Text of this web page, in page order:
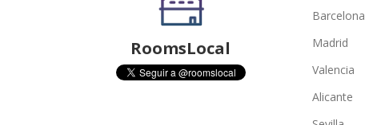
RoomsLocal
Barcelona
Madrid
Valencia
Alicante